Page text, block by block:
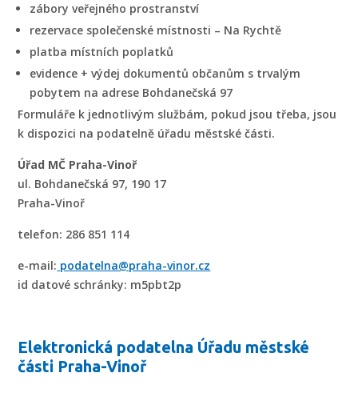
zábory veřejného prostranství
rezervace společenské místnosti – Na Rychtě
platba místních poplatků
evidence + výdej dokumentů občanům s trvalým
pobytem na adrese Bohdanečská 97
Formuláře k jednotlivým službám, pokud jsou třeba, jsou
k dispozici na podatelně úřadu městské části.
Úřad MČ Praha-Vinoř
ul. Bohdanečská 97, 190 17
Praha-Vinoř
telefon: 286 851 114
e-mail: podatelna@praha-vinor.cz
id datové schránky: m5pbt2p
Elektronická podatelna Úřadu městské
části Praha-Vinoř